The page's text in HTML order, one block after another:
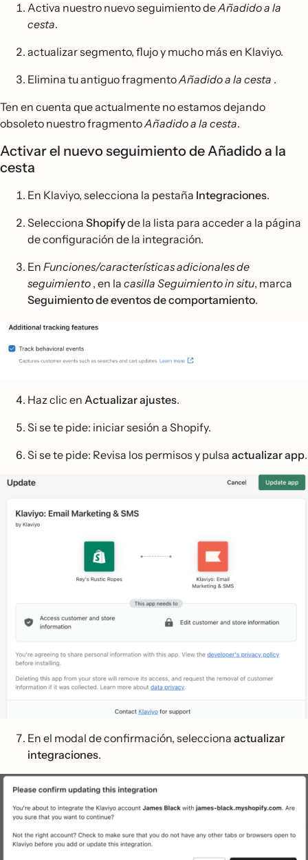
Activa nuestro nuevo seguimiento deAñadido a la
cesta.
actualizar segmento, flujo y mucho más en Klaviyo.
Elimina tu antiguo fragmentoAñadido a la cesta .
Ten en cuenta que actualmente no estamos dejando
obsoleto nuestro fragmentoAñadido a la cesta.
Activar el nuevo seguimiento de Añadido a la
cesta
En Klaviyo, selecciona la pestaña Integraciones.
Selecciona Shopifyde la lista para acceder a la página
de configuración de la integración.
En Funciones/características adicionales de
seguimiento , en la casilla Seguimiento in situ, marca
Seguimiento de eventos de comportamiento.
Haz clic en Actualizar ajustes.
Si se te pide: iniciar sesión a Shopify.
Si se te pide: Revisa los permisos y pulsa actualizar app.
En el modal de confirmación, selecciona actualizar
integraciones.